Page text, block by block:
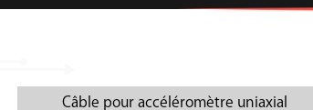
Câble pour accéléromètre uniaxial